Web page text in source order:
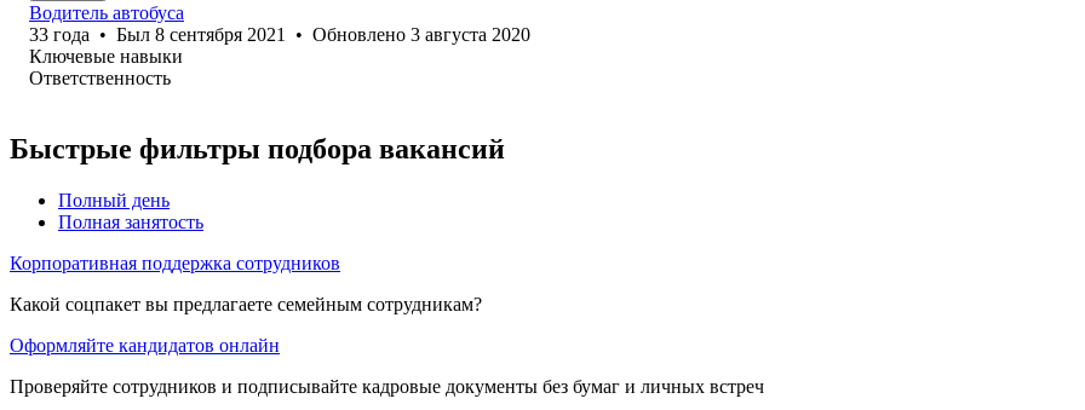
Водитель автобуса
33 года • Был 8 сентября 2021 • Обновлено 3 августа 2020
Ключевые навыки
Ответственность
Быстрые фильтры подбора вакансий
Полный день
Полная занятость
Корпоративная поддержка сотрудников
Какой соцпакет вы предлагаете семейным сотрудникам?
Оформляйте кандидатов онлайн
Проверяйте сотрудников и подписывайте кадровые документы без бумаг и личных встреч